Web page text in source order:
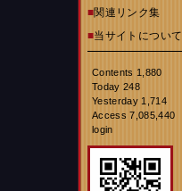
■関連リンク集
■当サイトについて
Contents 1,880
Today 248
Yesterday 1,714
Access 7,085,440
login